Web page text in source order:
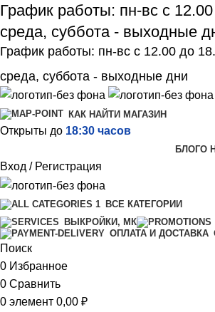
График работы: пн-вс с
среда, суббота - выходные
График работы: пн-вс с 12.00 до
среда, суббота - выходные дни
КАК НАЙТИ МАГАЗИН
Открыты до 18:30 часов
БЛОГО
Вход / Регистрация
ВСЕ КАТЕГОРИИ
ВЫКРОЙКИ, МК
ОПЛАТА И ДОСТАВКА
Поиск
0 Избранное
0 Сравнить
0 элемент 0,00 ₽